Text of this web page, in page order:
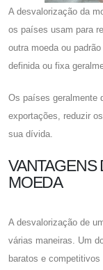
A desvalorização da
os países usam para
outra moeda ou
definida ou fixa
Os países geralmente
exportações, reduzir
sua dívida.
VANTAGENS
MOEDA
A desvalorização de
várias maneiras. Um
baratos e